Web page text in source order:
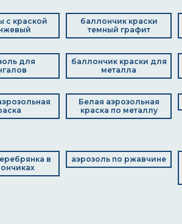
с краской
баллончик краски
темный графит
для
баллончик краски для
металла
Белая аэрозольная
краска по металлу
в
аэрозоль по ржавчине